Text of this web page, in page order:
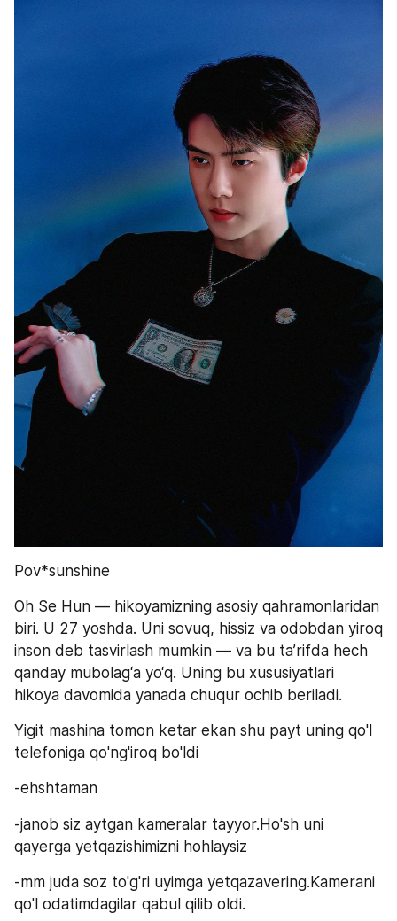
Pov*sunshine
Oh Se Hun — hikoyamizning asosiy qahramonlaridan
biri. U 27 yoshda. Uni sovuq, hissiz va odobdan yiroq
inson deb tasvirlash mumkin — va bu ta’rifda hech
qanday mubolag‘a yo‘q. Uning bu xususiyatlari
hikoya davomida yanada chuqur ochib beriladi.
Yigit mashina tomon ketar ekan shu payt uning qo'l
telefoniga qo'ng'iroq bo'ldi
-ehshtaman
-janob siz aytgan kameralar tayyor.Ho'sh uni
qayerga yetqazishimizni hohlaysiz
-mm juda soz to'g'ri uyimga yetqazavering.Kamerani
qo'l odatimdagilar qabul qilib oldi.